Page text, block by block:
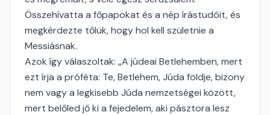
Összehívatta a főpapokat és a nép írástudóit, és
megkérdezte tőlük, hogy hol kell születnie a
Messiásnak.
Azok így válaszoltak: „A júdeai Betlehemben, mert
ezt írja a próféta: Te, Betlehem, Júda földje, bizony
nem vagy a legkisebb Júda nemzetségei között,
mert belőled jő ki a fejedelem, aki pásztora lesz